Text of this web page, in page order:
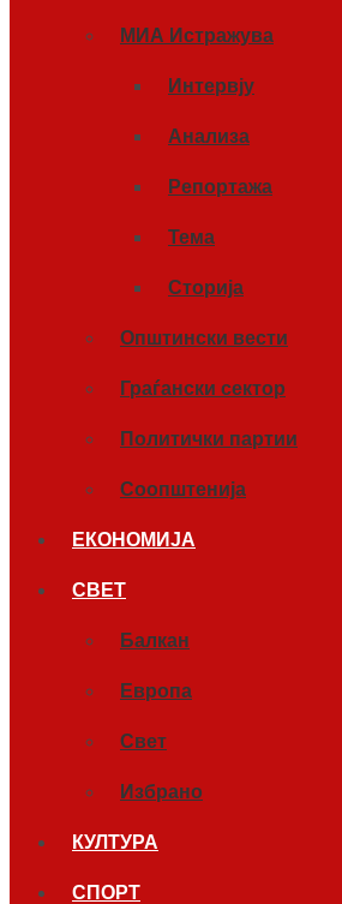
МИА Истражува
Интервју
Анализа
Репортажа
Тема
Сторија
Општински вести
Граѓански сектор
Политички партии
Соопштенија
ЕКОНОМИЈА
СВЕТ
Балкан
Европа
Свет
Избрано
КУЛТУРА
СПОРТ